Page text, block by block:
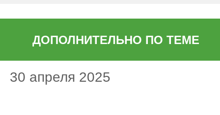
ДОПОЛНИТЕЛЬНО ПО ТЕМЕ
30 апреля 2025